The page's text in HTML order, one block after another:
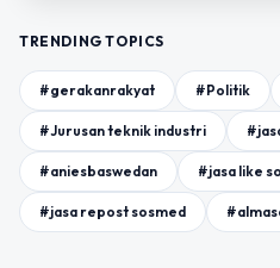
TRENDING TOPICS
#gerakanrakyat #Politik
#Jurusan teknik industri
#aniesbaswedan #jasa like
#jasa repost sosmed